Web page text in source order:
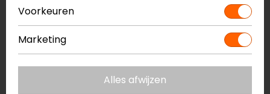
REV'IT!
Seesoft RV
Macna
R.I.S.C. Rugprotector
39,95
Voorkeuren
Marketing
Alles afwijzen